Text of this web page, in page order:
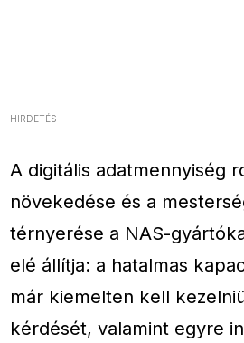
HIRDETÉS
A digitális adatmennyiség
növekedése és a
térnyerése a NAS-
elé állítja: a hatalmas
már kiemelten kell
kérdését, valamint egyre